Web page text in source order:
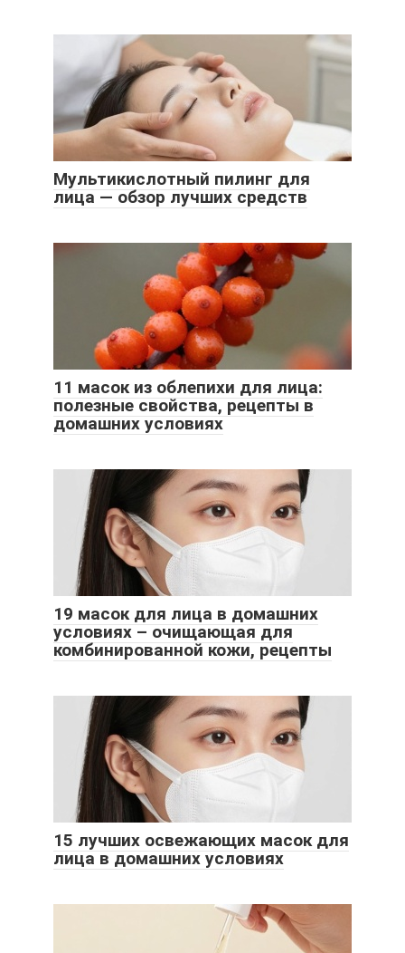
Мультикислотный пилинг для
лица — обзор лучших средств
11 масок из облепихи для лица:
полезные свойства, рецепты в
домашних условиях
19 масок для лица в домашних
условиях – очищающая для
комбинированной кожи, рецепты
15 лучших освежающих масок для
лица в домашних условиях